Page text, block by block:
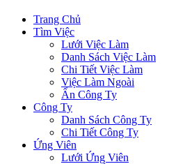
Trang Chủ
Tìm Việc
Lưới Việc Làm
Danh Sách Việc Làm
Chi Tiết Việc Làm
Việc Làm Ngoài
Ẩn Công Ty
Công Ty
Danh Sách Công Ty
Chi Tiết Công Ty
Ứng Viên
Lưới Ứng Viên